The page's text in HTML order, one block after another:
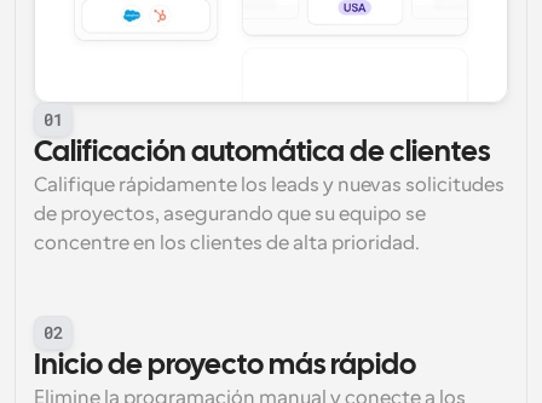
01
Calificación automática de clientes
Califique rápidamente los leads y nuevas solicitudes
de proyectos, asegurando que su equipo se
concentre en los clientes de alta prioridad.
02
Inicio de proyecto más rápido
Elimine la programación manual y conecte a los